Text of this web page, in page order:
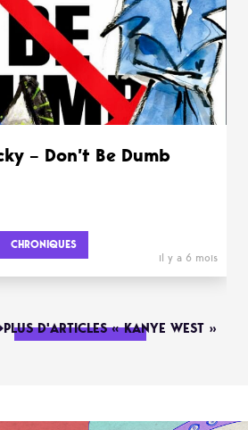
– Don’t Be Dumb
CHRONIQUES
il y a 6 mois
PLUS D'ARTICLES « KANYE WEST »